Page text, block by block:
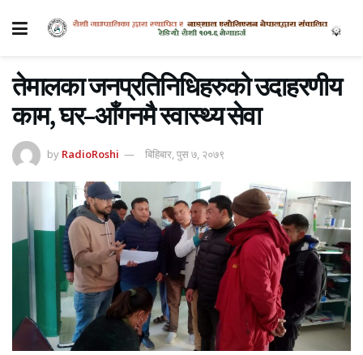
तेमालका जनप्रतिनिधिहरुको उदाहरणीय
काम, घर–आँगनमै स्वास्थ्य सेवा
by RadioRoshi बिहिबार, पुस ७, २०७९